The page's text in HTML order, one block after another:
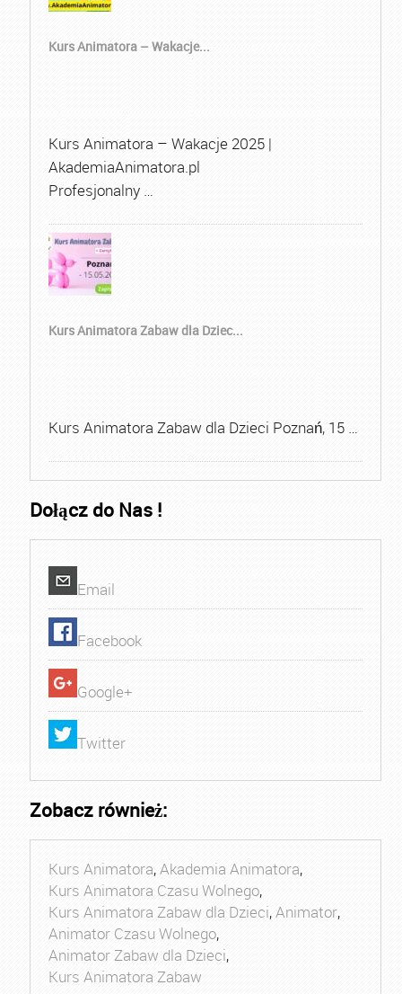
Kurs Animatora – Wakacje...
Kurs Animatora – Wakacje 2025 |
AkademiaAnimatora.pl
Profesjonalny …
Kurs Animatora Zabaw dla Dziec...
Kurs Animatora Zabaw dla Dzieci Poznań, 15 …
Dołącz do Nas !
Email
Facebook
Google+
Twitter
Zobacz również:
Kurs Animatora,Akademia Animatora,
Kurs Animatora Czasu Wolnego,
Kurs Animatora Zabaw dla Dzieci,Animator,
Animator Czasu Wolnego,
Animator Zabaw dla Dzieci,
Kurs Animatora Zabaw